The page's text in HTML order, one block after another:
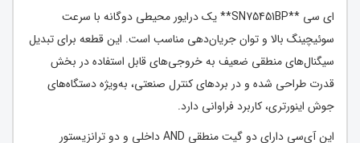
ای سی **SN75451BP** یک درایور محیطی دوگانه با سرعت
سوئیچینگ بالا و توان جریان‌دهی مناسب است. این قطعه برای تبدیل
سیگنال‌های منطقی ضعیف به خروجی‌های قابل استفاده در بخش
قدرت طراحی شده و در بردهای کنترل صنعتی، به‌ویژه دستگاه‌های
جوش اینورتری، کاربرد فراوانی دارد.
این آی‌سی دارای دو گیت منطقی AND داخلی و دو ترانزیستور